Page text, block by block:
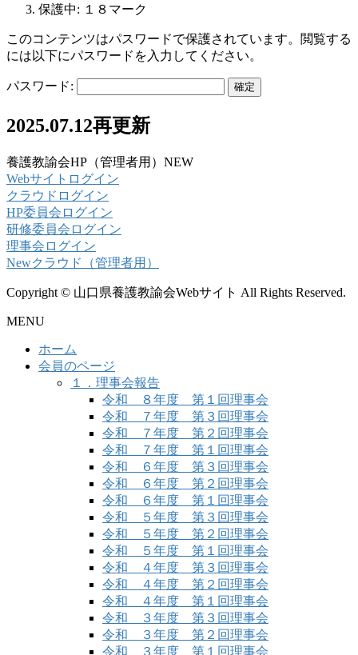
保護中: １８マーク
このコンテンツはパスワードで保護されています。閲覧する
には以下にパスワードを入力してください。
パスワード:
2025.07.12再更新
養護教諭会HP（管理者用）NEW
Webサイトログイン
クラウドログイン
HP委員会ログイン
研修委員会ログイン
理事会ログイン
Newクラウド（管理者用）
Copyright © 山口県養護教諭会Webサイト All Rights Reserved.
MENU
ホーム
会員のページ
１．理事会報告
令和 ８年度 第１回理事会
令和 ７年度 第３回理事会
令和 ７年度 第２回理事会
令和 ７年度 第１回理事会
令和 ６年度 第３回理事会
令和 ６年度 第２回理事会
令和 ６年度 第１回理事会
令和 ５年度 第３回理事会
令和 ５年度 第２回理事会
令和 ５年度 第１回理事会
令和 ４年度 第３回理事会
令和 ４年度 第２回理事会
令和 ４年度 第１回理事会
令和 ３年度 第３回理事会
令和 ３年度 第２回理事会
令和 ３年度 第１回理事会